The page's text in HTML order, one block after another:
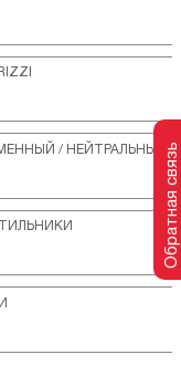
/ НЕЙТРАЛЬНЫЙ Обратная связь